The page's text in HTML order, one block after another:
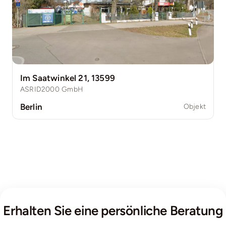
Im Saatwinkel 21, 13599
ASRID2000 GmbH
Berlin Objekt
Erhalten Sie eine persönliche Beratung